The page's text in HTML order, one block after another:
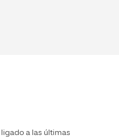
ligado a las últimas